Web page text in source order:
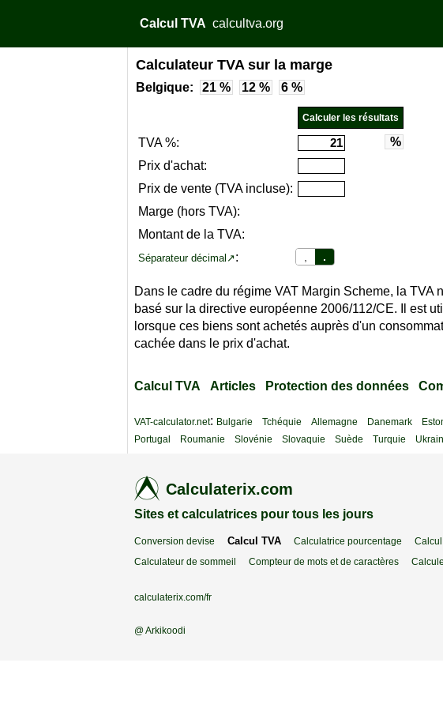
Calcul TVA calcultva.org
Calculateur TVA sur la marge
Belgique: 21 % 12 % 6 %
TVA %:
%
Prix d'achat:
Prix de vente (TVA incluse):
Marge (hors TVA):
Montant de la TVA:
Séparateur décimal↗: .
Dans le cadre du régime VAT Margin Scheme, la
basé sur la directive européenne 2006/112/CE. Il est
lorsque ces biens sont achetés auprès d'un
cachée dans le prix d'achat.
Calcul TVA Articles Protection des données
VAT-calculator.net: Bulgarie Tchéquie Allemagne Danemark
Portugal
Roumanie Slovénie Slovaquie Suède Turquie
Calculaterix.com
Sites et calculatrices pour tous les jours
Conversion devise Calcul TVA Calculatrice pourcentage
Calculateur de sommeil
Compteur de mots et de caractères
calculaterix.com/fr
@ Arkikoodi